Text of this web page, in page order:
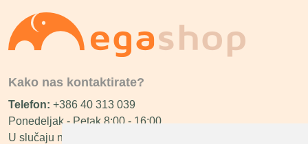
Kako nas kontaktirate?
Telefon: +386 40 313 039
Ponedeljak - Petak 8:00 - 16:00
U slučaju neraspoloživosti ćemo vas nazvati.